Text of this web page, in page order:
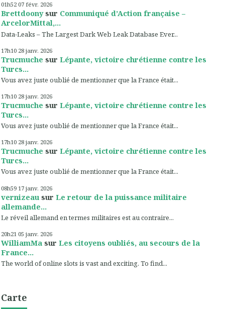
01h52 07 févr. 2026
Brettdoonysur Communiqué d’Action française –
ArcelorMittal,...
Data-Leaks – The Largest Dark Web Leak Database Ever...
17h10 28 janv. 2026
Trucmuche sur Lépante, victoire chrétienne contre les
Turcs...
Vous avez juste oublié de mentionner que la France était...
17h10 28 janv. 2026
Trucmuche sur Lépante, victoire chrétienne contre les
Turcs...
Vous avez juste oublié de mentionner que la France était...
17h10 28 janv. 2026
Trucmuche sur Lépante, victoire chrétienne contre les
Turcs...
Vous avez juste oublié de mentionner que la France était...
08h59 17 janv. 2026
vernizeau sur Le retour de la puissance militaire
allemande...
Le réveil allemand en termes militaires est au contraire...
20h21 05 janv. 2026
WilliamMa sur Les citoyens oubliés, au secours de la
France...
The world of online slots is vast and exciting. To find...
Carte